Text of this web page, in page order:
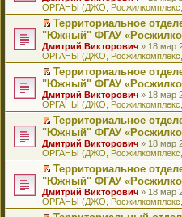
ю
б
щ
е
н
и
ю
м
у
с
о
о
б
щ
е
н
и
ю
т
а
н
н
о
м
у
с
о
о
б
щ
е
н
и
ю
п
р
о
ч
и
т
а
н
н
о
м
у
с
о
о
б
щ
е
н
и
ю
о
м
у
н
е
п
р
о
ч
и
т
а
н
н
о
м
у
с
о
о
б
щ
к
п
е
р
в
о
м
у
н
е
п
р
о
ч
и
т
а
н
н
о
м
у
р
е
й
т
и
к
п
е
р
в
о
м
у
н
е
п
р
о
ч
и
т
а
ОРГАНЫ (ДЖО,
П
е
р
е
й
т
и
к
п
е
р
в
о
м
у
н
е
п
р
Территориальное
"Южный" ФГАУ
Дмитрий Викторович » 18 мар
ОРГАНЫ (ДЖО,
П
е
р
е
й
т
и
к
п
е
р
в
о
м
Территориальное
"Южный" ФГАУ
Дмитрий Викторович » 18 мар
ОРГАНЫ (ДЖО,
П
е
р
е
й
т
и
к
п
Территориальное
"Южный" ФГАУ
Дмитрий Викторович » 18 мар
ОРГАНЫ (ДЖО,
П
е
р
е
Территориальное
"Южный" ФГАУ
Дмитрий Викторович » 18 мар
ОРГАНЫ (ДЖО,